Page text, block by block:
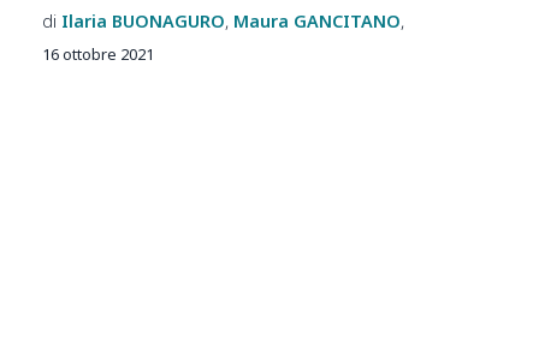
Ilaria BUONAGURO Maura GANCITANO
16 ottobre 2021